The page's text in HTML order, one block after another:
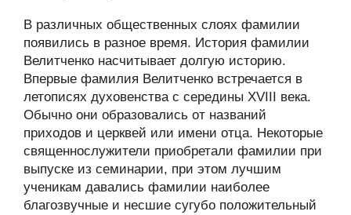
В различных общественных слоях фамилии
появились в разное время. История фамилии
Велитченко насчитывает долгую историю.
Впервые фамилия Велитченко встречается в
летописях духовенства с середины XVIII века.
Обычно они образовались от названий
приходов и церквей или имени отца. Некоторые
священнослужители приобретали фамилии при
выпуске из семинарии, при этом лучшим
ученикам давались фамилии наиболее
благозвучные и несшие сугубо положительный